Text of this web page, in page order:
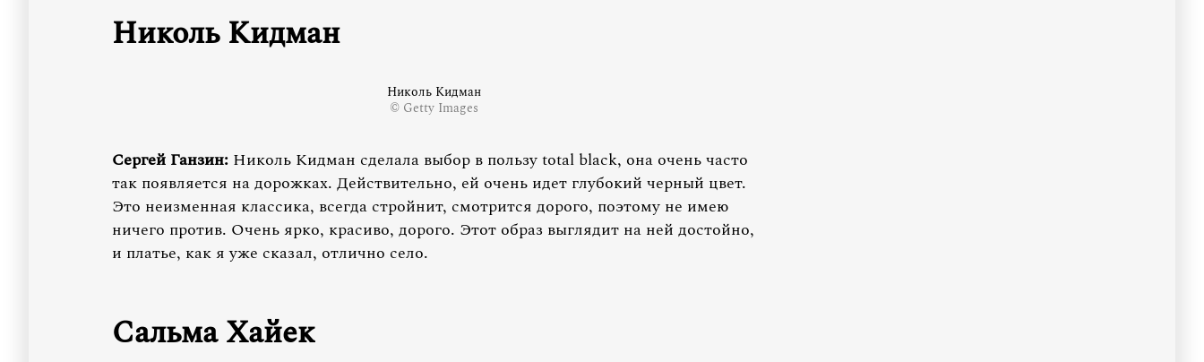
Николь Кидман
Николь Кидман
© Getty Images
Сергей Ганзин:Николь Кидман сделала выбор в пользу total black, она очень часто
так появляется на дорожках. Действительно, ей очень идет глубокий черный цвет.
Это неизменная классика, всегда стройнит, смотрится дорого, поэтому не имею
ничего против. Очень ярко, красиво, дорого. Этот образ выглядит на ней достойно,
и платье, как я уже сказал, отлично село.
Сальма Хайек